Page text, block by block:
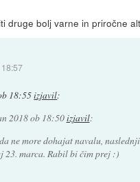
druge bolj varne in priročne
18:55izjavil:
2018 ob 18:50izjavil:
ne more dohajat navalu, naslednji
23. marca. Rabil bi čim prej :)